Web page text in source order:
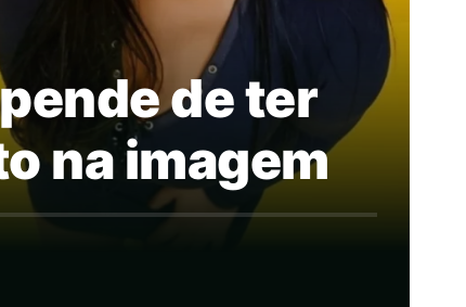
de ter
na imagem